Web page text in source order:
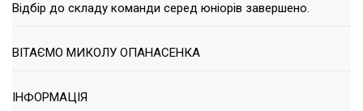
Відбір до складу команди серед юніорів завершено.
ВІТАЄМО МИКОЛУ ОПАНАСЕНКА
ІНФОРМАЦІЯ